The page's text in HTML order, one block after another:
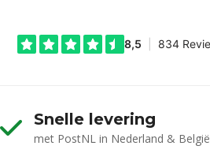
Snelle levering
met PostNL in Nederland & België